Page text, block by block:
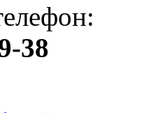
38